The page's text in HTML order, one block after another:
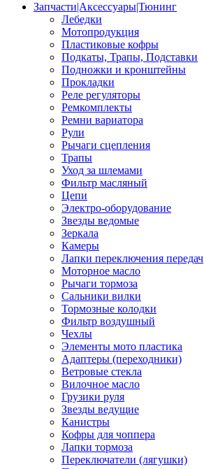
Запчасти|Аксессуары|Тюнинг
Лебедки
Мотопродукция
Пластиковые кофры
Подкаты, Трапы, Подставки
Подножки и кронштейны
Прокладки
Реле регуляторы
Ремкомплекты
Ремни вариатора
Рули
Рычаги сцепления
Трапы
Уход за шлемами
Фильтр масляный
Цепи
Электро-оборудование
Звезды ведомые
Зеркала
Камеры
Лапки переключения передач
Моторное масло
Рычаги тормоза
Сальники вилки
Тормозные колодки
Фильтр воздушный
Чехлы
Элементы мото пластика
Адаптеры (переходники)
Ветровые стекла
Вилочное масло
Грузики руля
Звезды ведущие
Канистры
Кофры для чоппера
Лапки тормоза
Переключатели (лягушки)